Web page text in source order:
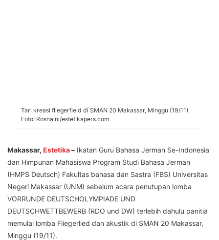
Tari kreasi fliegerfield di SMAN 20 Makassar, Minggu (19/11).
Foto: Rosnaini/estetikapers.com
Makassar, Estetika– Ikatan Guru Bahasa Jerman Se-Indonesia
dan Himpunan Mahasiswa Program Studi Bahasa Jerman
(HMPS Deutsch) Fakultas bahasa dan Sastra (FBS) Universitas
Negeri Makassar (UNM) sebelum acara penutupan lomba
VORRUNDE DEUTSCHOLYMPIADE UND
DEUTSCHWETTBEWERB (RDO und DW) terlebih dahulu panitia
memulai lomba Fliegerlied dan akustik di SMAN 20 Makassar,
Minggu (19/11).